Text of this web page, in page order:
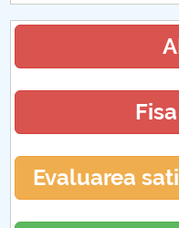
Evaluarea